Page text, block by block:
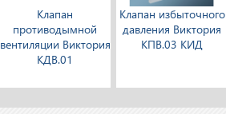
Клапан
противодымной
вентиляции Виктория
КДВ.01
Клапан избыточного
давления Виктория
КПВ.03 КИД